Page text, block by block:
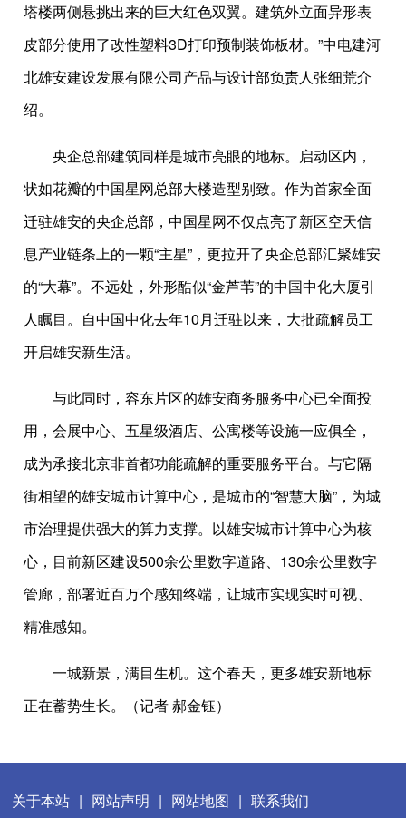
塔楼两侧悬挑出来的巨大红色双翼。建筑外立面异形表
皮部分使用了改性塑料3D打印预制装饰板材。”中电建河
北雄安建设发展有限公司产品与设计部负责人张细荒介
绍。
央企总部建筑同样是城市亮眼的地标。启动区内，
状如花瓣的中国星网总部大楼造型别致。作为首家全面
迁驻雄安的央企总部，中国星网不仅点亮了新区空天信
息产业链条上的一颗“主星”，更拉开了央企总部汇聚雄安
的“大幕”。不远处，外形酷似“金芦苇”的中国中化大厦引
人瞩目。自中国中化去年10月迁驻以来，大批疏解员工
开启雄安新生活。
与此同时，容东片区的雄安商务服务中心已全面投
用，会展中心、五星级酒店、公寓楼等设施一应俱全，
成为承接北京非首都功能疏解的重要服务平台。与它隔
街相望的雄安城市计算中心，是城市的“智慧大脑”，为城
市治理提供强大的算力支撑。以雄安城市计算中心为核
心，目前新区建设500余公里数字道路、130余公里数字
管廊，部署近百万个感知终端，让城市实现实时可视、
精准感知。
一城新景，满目生机。这个春天，更多雄安新地标
正在蓄势生长。（记者 郝金钰）
关于本站 | 网站声明 | 网站地图 | 联系我们